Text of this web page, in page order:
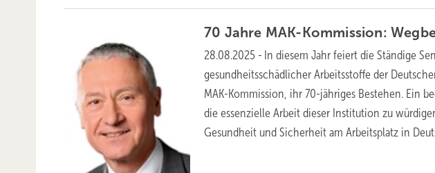
70 Jahre MAK-Kommission:
28.08.2025 - In diesem Jahr feiert die Ständige
gesundheitsschädlicher Arbeitsstoffe der
MAK-Kommission, ihr 70-jähriges Bestehen. Ein
die essenzielle Arbeit dieser Institution zu
Gesundheit und Sicherheit am Arbeitsplatz in